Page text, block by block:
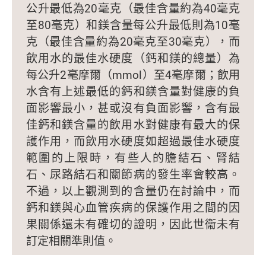
公升最低為20毫克（最佳含量約為40毫克
至80毫克）和鎂含量每公升最低則為10毫
克（最佳含量約為20毫克至30毫克），而
飲用水的最佳水硬度（鈣和鎂的總量）為
每公升2毫摩爾（mmol）至4毫摩爾；飲用
水含有上述最低的鈣和鎂含量對健康的負
面影響最小，甚或沒有負面影響，含有最
佳鈣和鎂含量的飲用水對健康有最大的保
護作用，而飲用水硬度如超過最佳水硬度
範圍的上限時，有些人的膽結石、腎結
石、尿路結石和關節病的發生率會較高。
不過，以上觀測到的含量仍在討論中，而
鈣和鎂與心血管疾病的保護作用之間的因
果關係還未有確切的證明，因此世衞未有
訂定相關準則值。